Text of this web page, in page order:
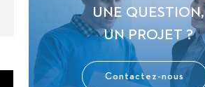
UNE QUESTION,
UN PROJET ?
Contactez-nous